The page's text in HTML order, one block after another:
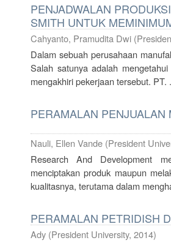
PENJADWALAN
SMITH UNTUK
Cahyanto, Pramudita Dwi (
Dalam sebuah perusahaan
Salah satunya adalah
mengakhiri pekerjaan tersebut. PT.
PERAMALAN
Nauli, Ellen Vande (President
Research And Development
menciptakan produk maupun
kualitasnya, terutama dalam
PERAMALAN PETRIDISH
Ady (President University, 2014)